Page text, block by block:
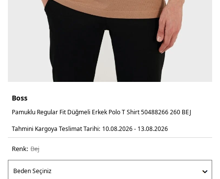
Boss
Pamuklu Regular Fit Düğmeli Erkek Polo T Shirt 50488266 260 BEJ
Tahmini Kargoya Teslimat Tarihi: 10.08.2026 - 13.08.2026
Renk: bej